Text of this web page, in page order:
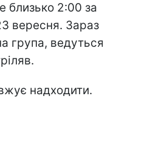
близько 2:00 за
вересня. Зараз
група, ведуться
надходити.